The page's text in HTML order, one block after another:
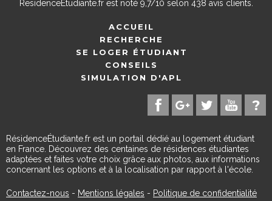
ResidenceEtudiante.frest noté 9,7/10 selon 438 avis clients.
ACCUEIL
RECHERCHE
SE LOGER ÉTUDIANT
CONSEILS
SIMULATION D'APL
RésidenceÉtudiante.fr est un portail dédié au logement étudiant
en France. Découvrez des centaines de résidences étudiantes
adaptées et faites votre choix grâce aux photos, aux informations
concernant les options et à la localisation par rapport à l'école.
Contactez-nous - Mentions légales - Politique de confidentialité